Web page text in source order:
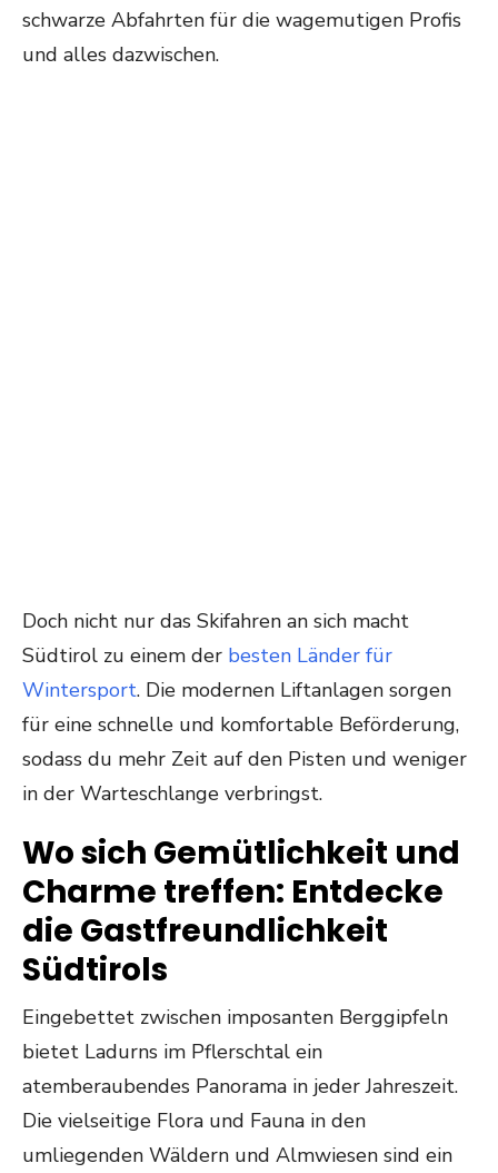
schwarze Abfahrten für die wagemutigen Profis
und alles dazwischen.
Doch nicht nur das Skifahren an sich macht
Südtirol zu einem der besten Länder für
Wintersport. Die modernen Liftanlagen sorgen
für eine schnelle und komfortable Beförderung,
sodass du mehr Zeit auf den Pisten und weniger
in der Warteschlange verbringst.
Wo sich Gemütlichkeit und
Charme treffen: Entdecke
die Gastfreundlichkeit
Südtirols
Eingebettet zwischen imposanten Berggipfeln
bietet Ladurns im Pflerschtal ein
atemberaubendes Panorama in jeder Jahreszeit.
Die vielseitige Flora und Fauna in den
umliegenden Wäldern und Almwiesen sind ein